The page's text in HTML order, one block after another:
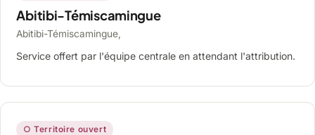
Abitibi-Témiscamingue
Abitibi-Témiscamingue,
Service offert par l'équipe centrale en attendant l'attribution.
○ Territoire ouvert